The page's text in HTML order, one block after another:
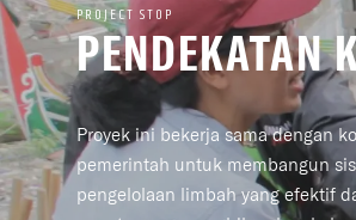
PROJECT STOP
PENDEKATAN
Proyek ini bekerja sama dengan
pemerintah untuk membangun
pengelolaan limbah yang efektif